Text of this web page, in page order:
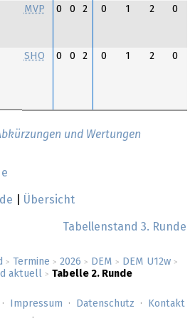
> Termine > 2026 > DEM > DEM U12w >
aktuell > Tabelle 2. Runde
MVP 0 0 2 0 1 2 0
SHO 0 0 2 0 1 2 0
und Wertungen
Übersicht
Tabellenstand 3. Runde
Impressum Datenschutz Kontakt